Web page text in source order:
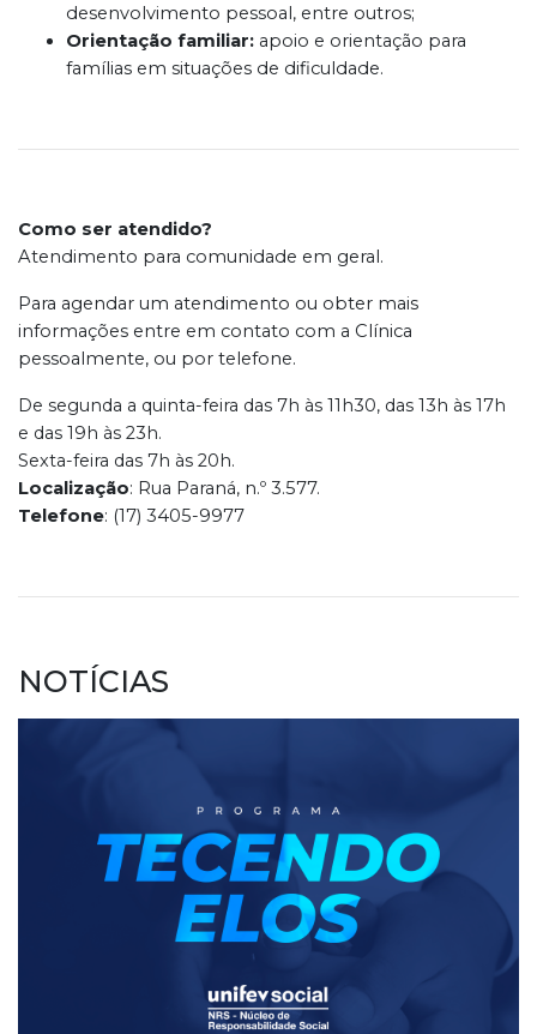
desenvolvimento pessoal, entre outros;
Orientação familiar: apoio e orientação para
famílias em situações de dificuldade.
Como ser atendido?
Atendimento para comunidade em geral.
Para agendar um atendimento ou obter mais
informações entre em contato com a Clínica
pessoalmente, ou por telefone.
De segunda a quinta-feira das 7h às 11h30, das 13h às 17h
e das 19h às 23h.
Sexta-feira das 7h às 20h.
Localização: Rua Paraná, n.º 3.577.
Telefone: (17) 3405-9977
NOTÍCIAS